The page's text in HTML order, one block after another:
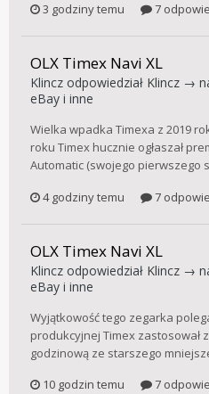
3 godziny temu
7
OLX Timex Navi XL
Klincz odpowiedział Klincz →
eBay i inne
Wielka wpadka Timexa z 2019
roku Timex hucznie ogłaszał
Automatic (swojego pierwszego
4 godziny temu
7
OLX Timex Navi XL
Klincz odpowiedział Klincz →
eBay i inne
Wyjątkowość tego zegarka
produkcyjnej Timex zastosował
godzinową ze starszego
10 godzin temu
7